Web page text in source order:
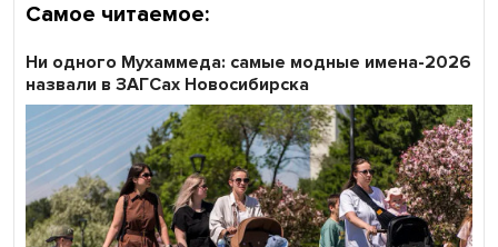
Самое читаемое:
Ни одного Мухаммеда: самые модные имена-2026
назвали в ЗАГСах Новосибирска